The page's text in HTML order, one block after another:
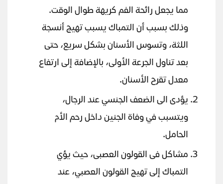
مما يجعل رائحة الفم كريهة طوال الوقت.
وذلك بسبب أن التمباك يسبب تهيج أنسجة
اللثة، وتسوس الأسنان بشكل سريع، حتى
بعد تناول الجرعة الأولى، بالإضافة إلى ارتفاع
معدل تقرح الأسنان.
يؤدى الى الضعف الجنسي عند الرجال،
ويتسبب في وفاة الجنين داخل رحم الأم
الحامل.
مشاكل فى القولون العصبى، حيث يؤي
التمباك إلى تهيج القولون العصبي، عند